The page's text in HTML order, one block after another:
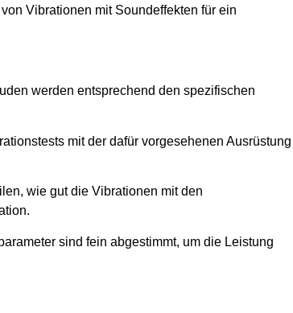
Vibrationen mit Soundeffekten für ein
werden entsprechend den spezifischen
mit der dafür vorgesehenen Ausrüstung
wie gut die Vibrationen mit den
sind fein abgestimmt, um die Leistung